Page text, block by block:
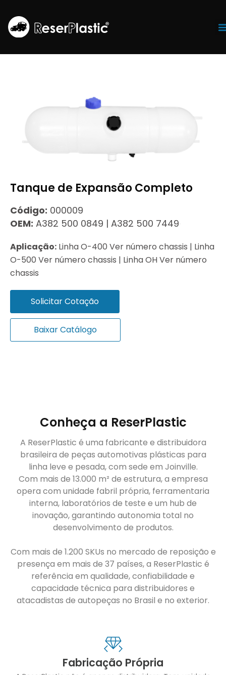
Tanque de Expansão Completo
Código: 000009
OEM: A382 500 0849 | A382 500 7449
Aplicação: Linha O-400 Ver número chassis | Linha
O-500 Ver número chassis | Linha OH Ver número
chassis
Solicitar Cotação
Baixar Catálogo
Conheça a ReserPlastic
A ReserPlastic é uma fabricante e distribuidora
brasileira de peças automotivas plásticas para
linha leve e pesada, com sede em Joinville.
Com mais de 13.000 m² de estrutura, a empresa
opera com unidade fabril própria, ferramentaria
interna, laboratórios de teste e um hub de
inovação, garantindo autonomia total no
desenvolvimento de produtos.
Com mais de 1.200 SKUs no mercado de reposição e
presença em mais de 37 países, a ReserPlastic é
referência em qualidade, confiabilidade e
capacidade técnica para distribuidores e
atacadistas de autopeças no Brasil e no exterior.
Fabricação Própria